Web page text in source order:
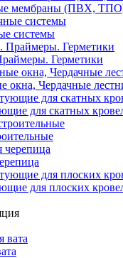
мембраны (ПВХ,
системы
Герметики
окна, Чердачные
для скатных
для плоских